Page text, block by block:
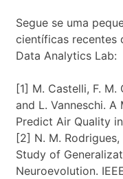
Segue se uma
científicas recentes
Data Analytics Lab:
[1] M. Castelli, F. M.
and L. Vanneschi.
Predict Air Quality
[2] N. M. Rodrigues,
Study of
Neuroevolution.